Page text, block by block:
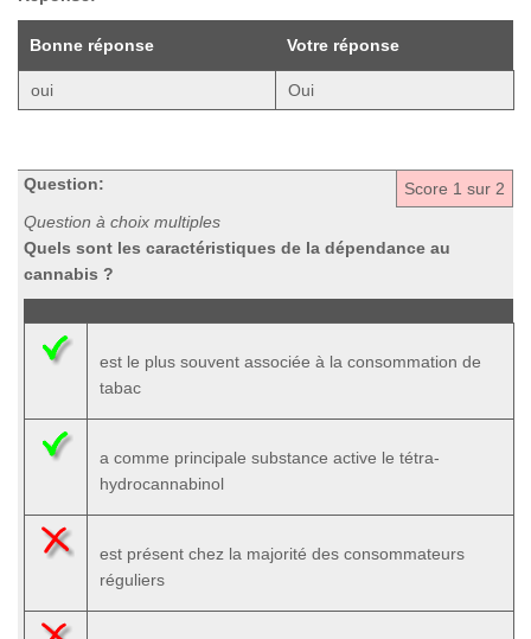
Bonne réponse Votre réponse
oui Oui
Score 1 sur 2
Question:
Question à choix multiples
Quels sont les caractéristiques de la dépendance au
cannabis ?
est le plus souvent associée à la consommation de
tabac
a comme principale substance active le tétra-
hydrocannabinol
est présent chez la majorité des consommateurs
réguliers